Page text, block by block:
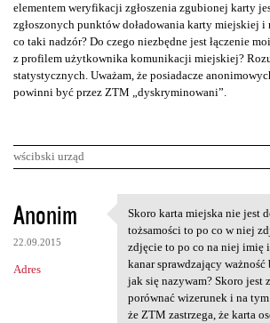
elementem weryfikacji zgłoszenia zgubionej karty
zgłoszonych punktów doładowania karty miejskiej i
co taki nadzór? Do czego niezbędne jest łączenie
z profilem użytkownika komunikacji miejskiej?
statystycznych. Uważam, że posiadacze
powinni być przez ZTM „dyskryminowani”.
wścibski urząd
K
o
m
e
Anonim
22.09.2015
Adres
Skoro karta miejska
Skoro karta miejska nie jest
tożsamości to po co w niej
zdjęcie to po co na niej imię
kanar sprawdzający
jak się nazywam? Skoro jest
porównać wizerunek i na
że ZTM zastrzega, że karta